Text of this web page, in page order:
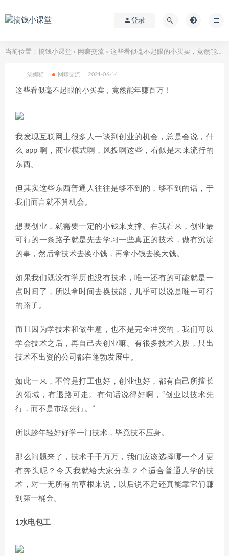
登录
当前位置： 搞钱小课堂 > 网赚交流 > 这些看似毫不起眼的小买卖，竟然能年赚百万！
汤姆猫 网赚交流 2021-06-14
这些看似毫不起眼的小买卖，竟然能年赚百万！
我发现互联网上很多人一谈到创业的机会，总是会说，什
么 app 啊，商业模式啊，风投啊这些，看似是未来流行的
东西。
但其实这些东西普通人往往是够不到的，够不到的话，于
我们而言就不算机会。
想要创业，就需要一定的小钱来支撑。在我看来，创业最
可行的一条路子就是先去学习一些真正的技术，做有沉淀
的事，然后拿技术去换小钱，再拿小钱去换大钱。
如果我们既没有学历也没有技术，唯一还有的可能就是一
点时间了，所以拿时间去换技能，几乎可以说是唯一可行
的路子。
而且因为学技术和做生意，也不是完全冲突的，我们可以
学会技术之后，再自己去创业嘛。有很多技术入股，只出
技术不出资的公司都在蓬勃发展中。
如此一来，不管是打工也好，创业也好，都有自己所擅长
的领域，有退路可走。有句话说得好啊，“创业以技术先
行，而不是市场先行。”
所以趁年轻好好学一门技术，毕竟技不压身。
那么问题来了，技术千千万万，我们应该选择哪一个才更
有奔头呢？今天我就给大家分享 2 个适合普通人学的技
术，对一无所有的草根来说，以后说不定还真能靠它们赚
到第一桶金。
1水电包工